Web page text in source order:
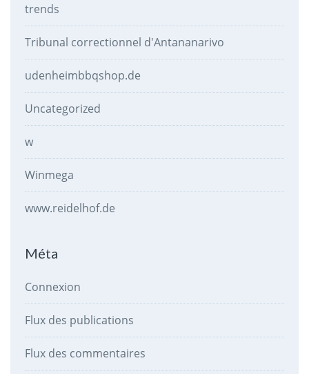
trends
Tribunal correctionnel d'Antananarivo
udenheimbbqshop.de
Uncategorized
w
Winmega
www.reidelhof.de
Méta
Connexion
Flux des publications
Flux des commentaires